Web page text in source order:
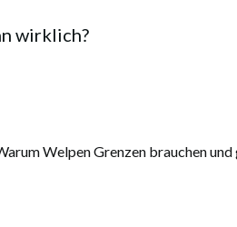
wirklich?
Welpen Grenzen brauchen